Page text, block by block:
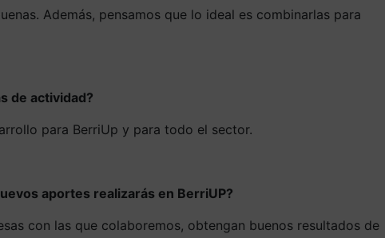
Además, pensamos que lo ideal es combinarlas para
de actividad?
para BerriUp y para todo el sector.
aportes realizarás en BerriUP?
con las que colaboremos, obtengan buenos resultados de